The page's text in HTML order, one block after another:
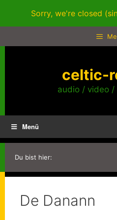
Sorry, we're closed
celtic-
audio / video
Menü
Du bist hier:
De Danann